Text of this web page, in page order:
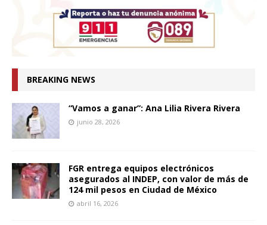
BREAKING NEWS
“Vamos a ganar”: Ana Lilia Rivera Rivera
junio 28, 2026
FGR entrega equipos electrónicos
asegurados al INDEP, con valor de más de
124 mil pesos en Ciudad de México
abril 16, 2026